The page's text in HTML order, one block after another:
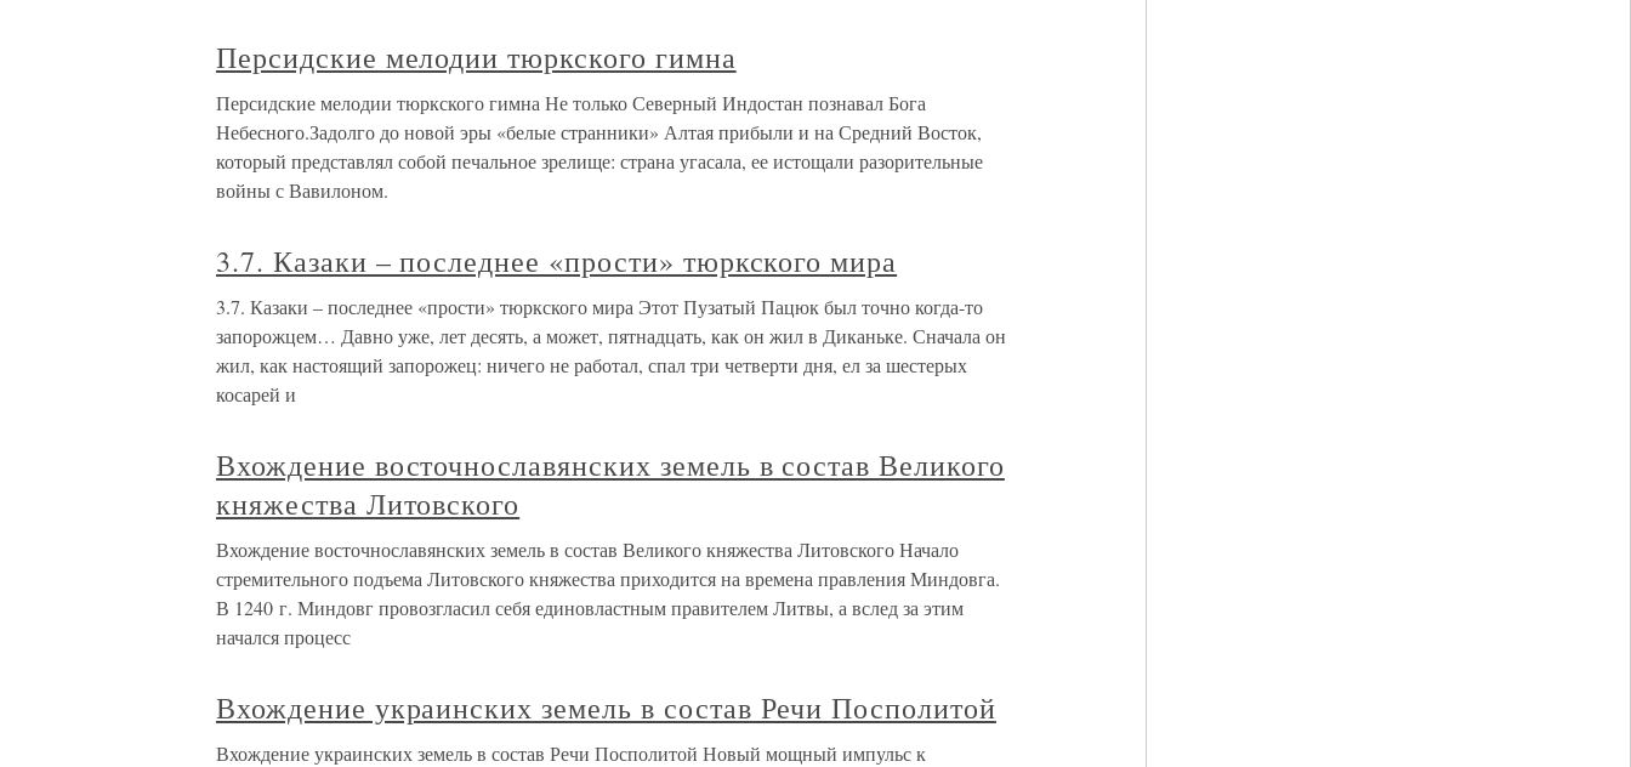
Персидские мелодии тюркского гимна
Персидские мелодии тюркского гимна Не только Северный Индостан познавал Бога
Небесного.Задолго до новой эры «белые странники» Алтая прибыли и на Средний Восток,
который представлял собой печальное зрелище: страна угасала, ее истощали разорительные
войны с Вавилоном.
3.7. Казаки – последнее «прости» тюркского мира
3.7. Казаки – последнее «прости» тюркского мира Этот Пузатый Пацюк был точно когда-то
запорожцем… Давно уже, лет десять, а может, пятнадцать, как он жил в Диканьке. Сначала он
жил, как настоящий запорожец: ничего не работал, спал три четверти дня, ел за шестерых
косарей и
Вхождение восточнославянских земель в состав Великого
княжества Литовского
Вхождение восточнославянских земель в состав Великого княжества Литовского Начало
стремительного подъема Литовского княжества приходится на времена правления Миндовга.
В 1240 г. Миндовг провозгласил себя единовластным правителем Литвы, а вслед за этим
начался процесс
Вхождение украинских земель в состав Речи Посполитой
Вхождение украинских земель в состав Речи Посполитой Новый мощный импульс к